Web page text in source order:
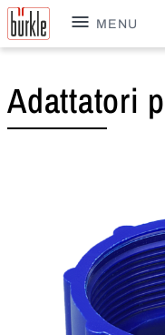
MENU
Adattatori